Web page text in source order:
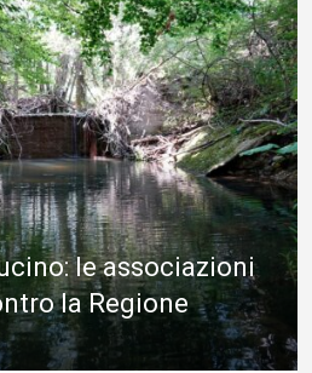
le associazioni
la Regione